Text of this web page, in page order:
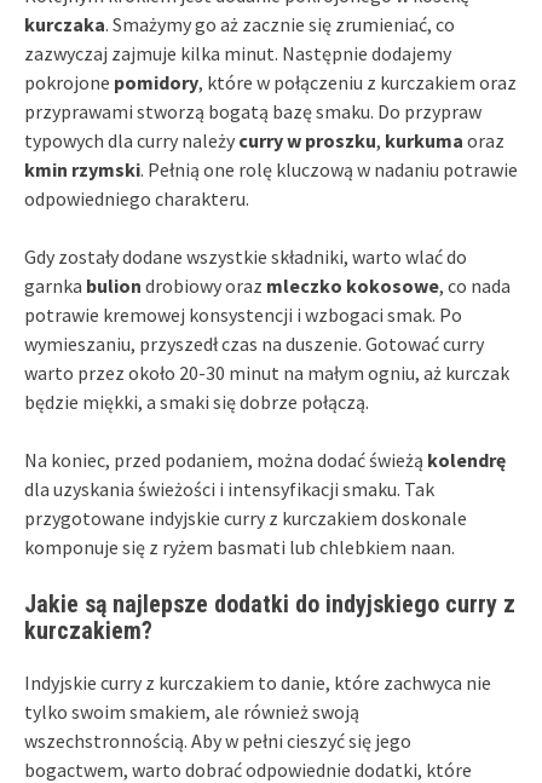
kurczaka. Smażymy go aż zacznie się zrumieniać, co
zazwyczaj zajmuje kilka minut. Następnie dodajemy
pokrojone pomidory, które w połączeniu z kurczakiem oraz
przyprawami stworzą bogatą bazę smaku. Do przypraw
typowych dla curry należy curry w proszku, kurkuma oraz
kmin rzymski. Pełnią one rolę kluczową w nadaniu potrawie
odpowiedniego charakteru.
Gdy zostały dodane wszystkie składniki, warto wlać do
garnka bulion drobiowy oraz mleczko kokosowe, co nada
potrawie kremowej konsystencji i wzbogaci smak. Po
wymieszaniu, przyszedł czas na duszenie. Gotować curry
warto przez około 20-30 minut na małym ogniu, aż kurczak
będzie miękki, a smaki się dobrze połączą.
Na koniec, przed podaniem, można dodać świeżą kolendrę
dla uzyskania świeżości i intensyfikacji smaku. Tak
przygotowane indyjskie curry z kurczakiem doskonale
komponuje się z ryżem basmati lub chlebkiem naan.
Jakie są najlepsze dodatki do indyjskiego curry z
kurczakiem?
Indyjskie curry z kurczakiem to danie, które zachwyca nie
tylko swoim smakiem, ale również swoją
wszechstronnością. Aby w pełni cieszyć się jego
bogactwem, warto dobrać odpowiednie dodatki, które